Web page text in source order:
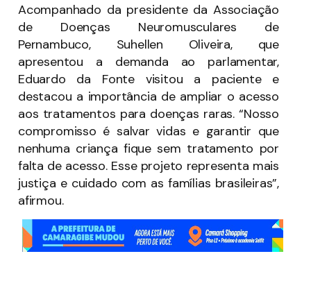
Acompanhado da presidente da Associação
de Doenças Neuromusculares de
Pernambuco, Suhellen Oliveira, que
apresentou a demanda ao parlamentar,
Eduardo da Fonte visitou a paciente e
destacou a importância de ampliar o acesso
aos tratamentos para doenças raras. “Nosso
compromisso é salvar vidas e garantir que
nenhuma criança fique sem tratamento por
falta de acesso. Esse projeto representa mais
justiça e cuidado com as famílias brasileiras”,
afirmou.